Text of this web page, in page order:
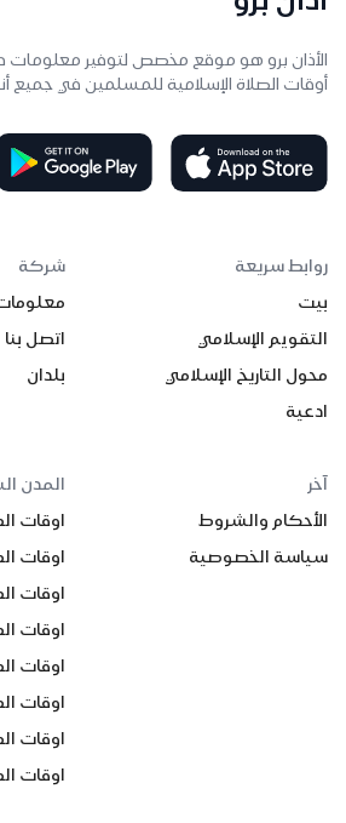
الأذان برو هو موقع مخصص لتوفير معلومات
أوقات الصلاة الإسلامية للمسلمين في جميع
روابط سريعة
بيت
التقويم الإسلامي
محول التاريخ الإسلامي
ادعية
شركة
اتصل بنا
بلدان
آخر
الأحكام والشروط
سياسة الخصوصية
المدن
اوقات
اوقات
اوقات
اوقات
اوقات
اوقات
اوقات
اوقات